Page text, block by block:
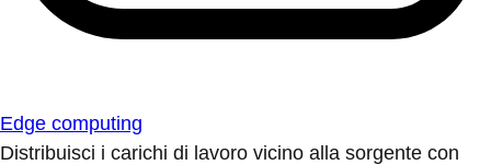
Edge computing
Distribuisci i carichi di lavoro vicino alla sorgente con